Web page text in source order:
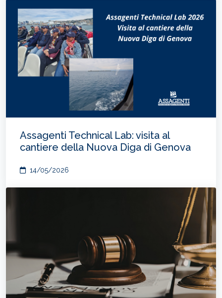
Assagenti Technical Lab: visita al
cantiere della Nuova Diga di Genova
14/05/2026